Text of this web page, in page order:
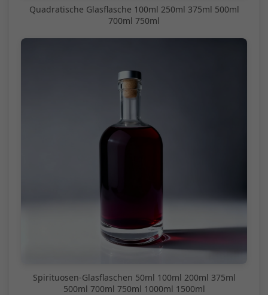
Quadratische Glasflasche 100ml 250ml 375ml 500ml
700ml 750ml
Spirituosen-Glasflaschen 50ml 100ml 200ml 375ml
500ml 700ml 750ml 1000ml 1500ml